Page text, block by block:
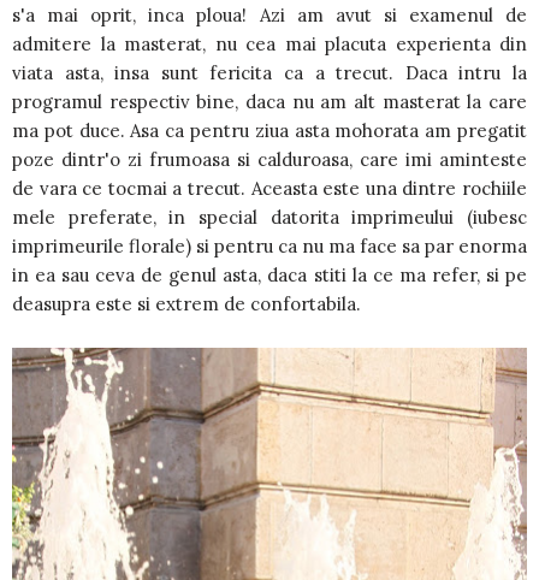
s'a mai oprit, inca ploua! Azi am avut si examenul de
admitere la masterat, nu cea mai placuta experienta din
viata asta, insa sunt fericita ca a trecut. Daca intru la
programul respectiv bine, daca nu am alt masterat la care
ma pot duce. Asa ca pentru ziua asta mohorata am pregatit
poze dintr'o zi frumoasa si calduroasa, care imi aminteste
de vara ce tocmai a trecut. Aceasta este una dintre rochiile
mele preferate, in special datorita imprimeului (iubesc
imprimeurile florale) si pentru ca nu ma face sa par enorma
in ea sau ceva de genul asta, daca stiti la ce ma refer, si pe
deasupra este si extrem de confortabila.